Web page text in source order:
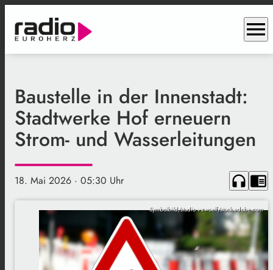
menu
Baustelle in der Innenstadt:
Stadtwerke Hof erneuern
Strom- und Wasserleitungen
18. Mai 2026 · 05:30 Uhr headphones chrome_reader_mode
Symbolbild/studio v-zwoelf/stock.adobe.com